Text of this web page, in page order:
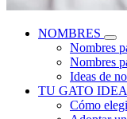
NOMBRES
Nombres
Nombres
Ideas de
TU GATO
Cómo